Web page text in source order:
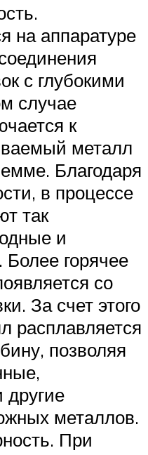
на аппаратуре
с глубокими
случае
к
металл
Благодаря
в процессе
так
и
Более горячее
со
За счет этого
расплавляется
позволяя
металлов.
При